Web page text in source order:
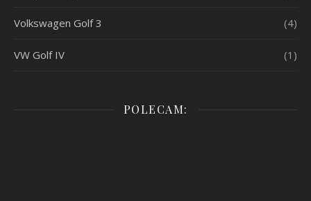
Volkswagen Golf 3 (4)
VW Golf IV (1)
POLECAM: